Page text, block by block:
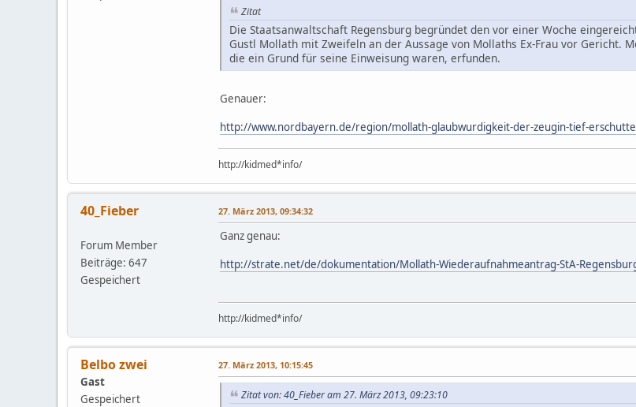
Zitat
Die Staatsanwaltschaft Regensburg begründet den vor einer Woche
Gustl Mollath mit Zweifeln an der Aussage von Mollaths Ex-Frau vor Gericht.
die ein Grund für seine Einweisung waren, erfunden.
Genauer:
http://www.nordbayern.de/region/mollath-glaubwurdigkeit-der-zeugin-tief-
http://kidmed*info/
40_Fieber
Forum Member
Beiträge: 647
Gespeichert
27. März 2013, 09:34:32
Ganz genau:
http://strate.net/de/dokumentation/Mollath-Wiederaufnahmeantrag-StA-
http://kidmed*info/
Belbo zwei
Gast
Gespeichert
27. März 2013, 10:15:45
Zitat von: 40_Fieber am 27. März 2013, 09:23:10